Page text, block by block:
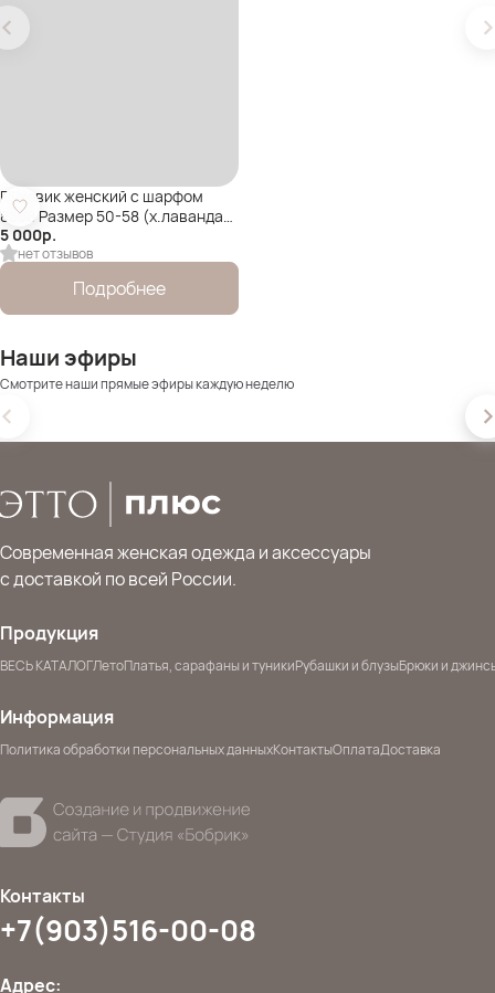
Пуховик женский с шарфом
8358 Размер 50-58 (х.лаванда)
Уценка
5 000р.
нет отзывов
Подробнее
Наши эфиры
Смотрите наши прямые эфиры каждую неделю
Современная женская одежда и аксессуары
с доставкой по всей России.
Продукция
ВЕСЬ КАТАЛОГЛетоПлатья, сарафаны и туникиРубашки и блузыБрюки и
Информация
Политика обработки персональных данныхКонтактыОплатаДоставка
Контакты
+7(903)516-00-08
Адрес: